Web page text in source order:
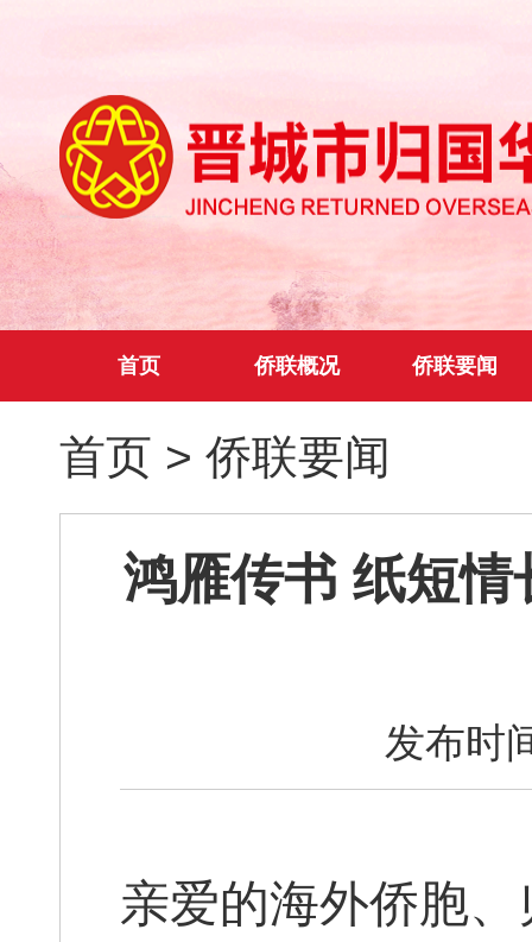
首页 侨联概况 侨联要闻
首页 > 侨联要闻
鸿雁传书 纸短
发布时
亲爱的海外侨胞